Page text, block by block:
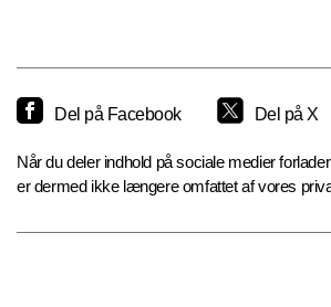
Del på Facebook Del på X
Når du deler indhold på sociale medier
er dermed ikke længere omfattet af vores